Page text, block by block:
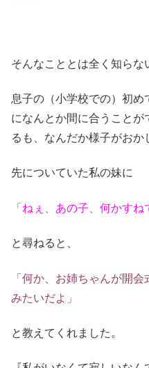
そんなこととは全く知らな
息子の（小学校での）初め
になんとか間に合うこと
るも、なんだか様子がおか
先についていた私の妹に
「ねぇ、あの子、何かすね
と尋ねると、
「何か、お姉ちゃんが開
みたいだよ」
と教えてくれました。